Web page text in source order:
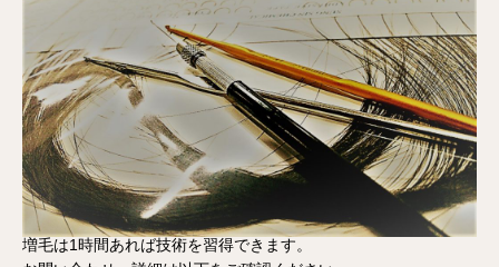
増毛は1時間あれば技術を習得できます。